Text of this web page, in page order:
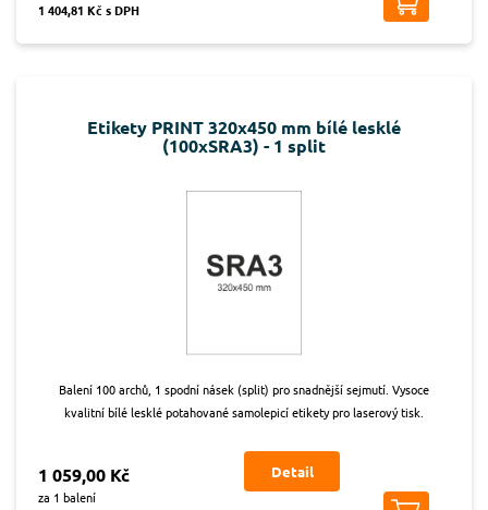
1 404,81 Kč s DPH
Etikety PRINT 320x450 mm bílé lesklé
(100xSRA3) - 1 split
Balení 100 archů, 1 spodní násek (split) pro snadnější sejmutí. Vysoce
kvalitní bílé lesklé potahované samolepicí etikety pro laserový tisk.
1 059,00 Kč
za 1 balení
Detail